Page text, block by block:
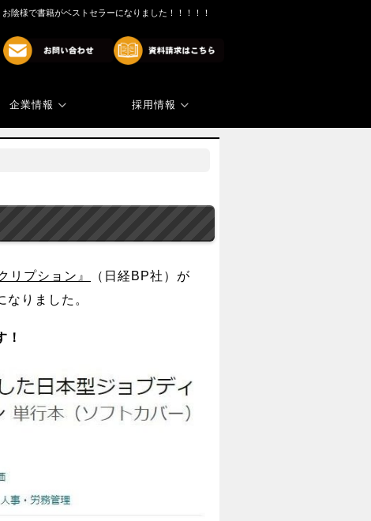
お陰様で書籍がベストセラーになりました！！！！！
企業情報 採用情報
リプション』
（日経BP社）が
りました。
！